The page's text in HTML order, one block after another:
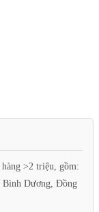
>2 triệu, gồm:
Bình Dương, Đồng